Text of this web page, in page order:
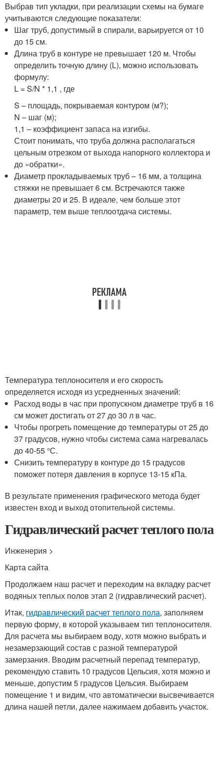
Выбрав тип укладки, при реализации схемы на бумаге
учитываются следующие показатели:
Шаг труб, допустимый в спирали, варьируется от 10
до 15 см.
Длина труб в контуре не превышает 120 м. Чтобы
определить точную длину (L), можно использовать
формулу:
L = S/N * 1,1 , где
S – площадь, покрываемая контуром (м?);
N – шаг (м);
1,1 – коэффициент запаса на изгибы.
Стоит понимать, что труба должна располагаться
цельным отрезком от выхода напорного коллектора и
до «обратки».
Диаметр прокладываемых труб – 16 мм, а толщина
стяжки не превышает 6 см. Встречаются также
диаметры 20 и 25. В идеале, чем больше этот
параметр, тем выше теплоотдача системы.
Температура теплоносителя и его скорость
определяется исходя из усредненных значений:
Расход воды в час при пропускном диаметре труб в 16
см может достигать от 27 до 30 л в час.
Чтобы прогреть помещение до температуры от 25 до
37 градусов, нужно чтобы система сама нагревалась
до 40-55 °С.
Снизить температуру в контуре до 15 градусов
поможет потеря давления в корпусе 13-15 кПа.
В результате применения графического метода будет
известен вход и выход отопительной системы.
Гидравлический расчет теплого пола
Инженерия >
Карта сайта
Продолжаем наш расчет и переходим на вкладку расчет
водяных теплых полов этап 2 (гидравлический расчет).
Итак, гидравлический расчет теплого пола, заполняем
первую форму, в которой указываем тип теплоносителя.
Для расчета мы выбираем воду, хотя можно выбрать и
незамерзающий состав с разной температурой
замерзания. Вводим расчетный перепад температур,
рекомендую ставить 10 градусов Цельсия, хотя можно и
меньше, допустим 5 градусов Цельсия. Выбираем
помещение 1 и видим, что автоматически высвечивается
длина нашей петли, далее нажимаем добавить участок.